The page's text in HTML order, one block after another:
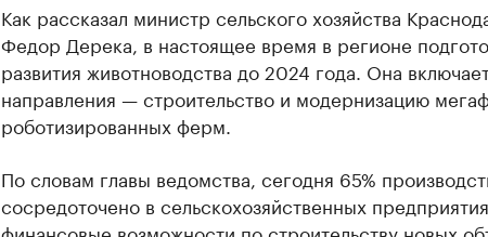
Как рассказал министр сельского хозяйства
Федор Дерека, в настоящее время в регионе
развития животноводства до 2024 года. Она
направления — строительство и модернизацию
роботизированных ферм.
По словам главы ведомства, сегодня 65%
сосредоточено в сельскохозяйственных
финансовые возможности по строительству новых